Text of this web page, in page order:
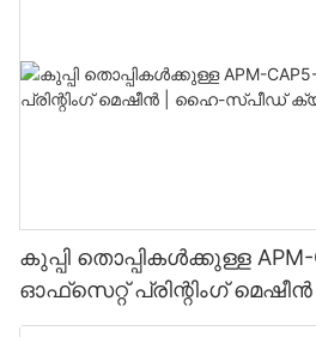
കുപ്പി തൊപ്പികൾക്കുള്ള
ഓഫ്‌സെറ്റ് പ്രിന്റിംഗ്
ക്യാപ് പ്രിന്റിംഗ് ലൈൻ